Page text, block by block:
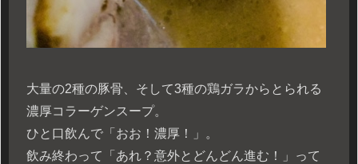
大量の2種の豚骨、そして3種の鶏ガラからとられる
濃厚コラーゲンスープ。
ひと口飲んで「おお！濃厚！」。
飲み終わって「あれ？意外とどんどん進む！」って